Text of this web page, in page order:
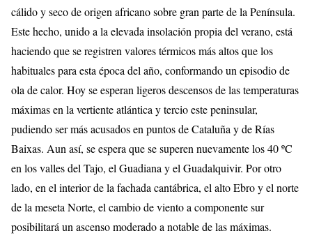
cálido y seco de origen africano sobre gran parte de la Península.
Este hecho, unido a la elevada insolación propia del verano, está
haciendo que se registren valores térmicos más altos que los
habituales para esta época del año, conformando un episodio de
ola de calor. Hoy se esperan ligeros descensos de las temperaturas
máximas en la vertiente atlántica y tercio este peninsular,
pudiendo ser más acusados en puntos de Cataluña y de Rías
Baixas. Aun así, se espera que se superen nuevamente los 40 ºC
en los valles del Tajo, el Guadiana y el Guadalquivir. Por otro
lado, en el interior de la fachada cantábrica, el alto Ebro y el norte
de la meseta Norte, el cambio de viento a componente sur
posibilitará un ascenso moderado a notable de las máximas.